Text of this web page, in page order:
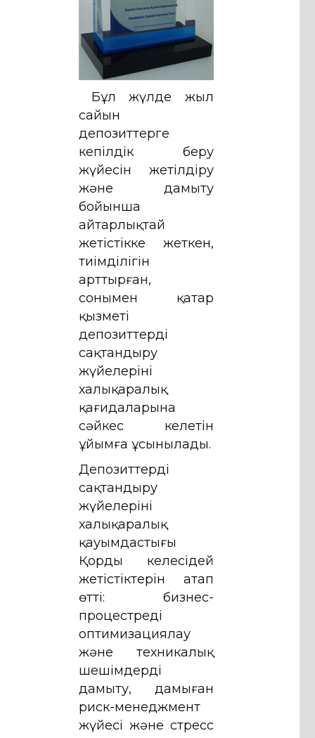
Бұл жүлде жыл
сайын
депозиттерге
кепілдік беру
жүйесін жетілдіру
және дамыту
бойынша
айтарлықтай
жетістікке жеткен,
тиімділігін
арттырған,
сонымен қатар
қызметі
депозиттерді
сақтандыру
жүйелерінің
халықаралық
қағидаларына
сәйкес келетін
ұйымға ұсынылады.
Депозиттерді
сақтандыру
жүйелерінің
халықаралық
қауымдастығы
Қордың келесідей
жетістіктерін атап
өтті: бизнес-
процестреді
оптимизациялау
және техникалық
шешімдерді
дамыту, дамыған
риск-менеджмент
жүйесі және стресс